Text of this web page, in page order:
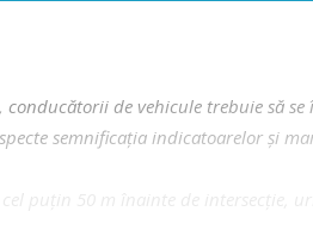
de vehicule trebuie să se
semnificația indicatoarelor și
puţin 50 m înainte de intersecţie,